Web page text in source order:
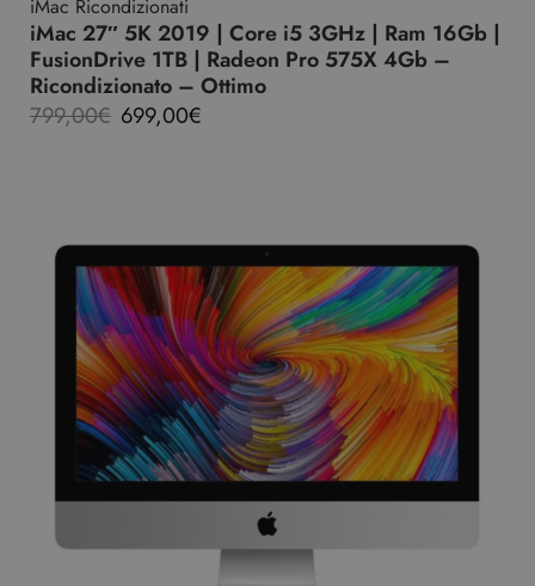
iMac Ricondizionati
iMac 27″ 5K 2019 | Core i5 3GHz | Ram 16Gb |
FusionDrive 1TB | Radeon Pro 575X 4Gb –
Ricondizionato – Ottimo
799,00€ 699,00€